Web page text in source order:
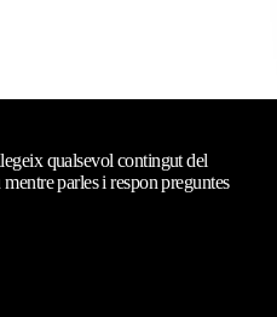
qualsevol contingut del
mentre parles i respon preguntes